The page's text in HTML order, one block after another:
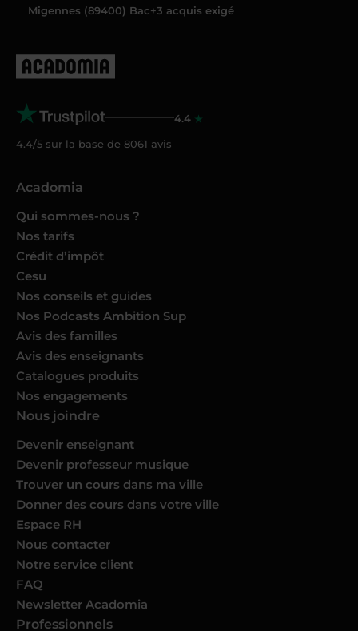
Migennes (89400) Bac+3 acquis exigé
4.4
4.4/5 sur la base de 8061 avis
Acadomia
Qui sommes-nous ?
Nos tarifs
Crédit d’impôt
Cesu
Nos conseils et guides
Nos Podcasts Ambition Sup
Avis des familles
Avis des enseignants
Catalogues produits
Nos engagements
Nous joindre
Devenir enseignant
Devenir professeur musique
Trouver un cours dans ma ville
Donner des cours dans votre ville
Espace RH
Nous contacter
Notre service client
FAQ
Newsletter Acadomia
Professionnels